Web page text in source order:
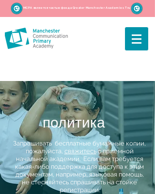
MCPA является частью фонда Greater Manchester Academies Trust
политика
Запрашивать бесплатные бумажные копии,
пожалуйста, свяжитесьс приемной
начальной академии. Если вам требуется
какая-либо поддержка для доступа к этим
документам, например, языковая помощь,
не стесняйтесь спрашивать на стойке
регистрации.